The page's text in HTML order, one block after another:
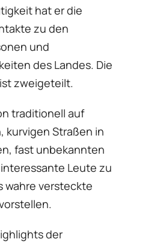
hat er die
zu den
und
des Landes. Die
zweigeteilt.
traditionell auf
kurvigen Straßen in
fast unbekannten
Leute zu
wahre versteckte
der